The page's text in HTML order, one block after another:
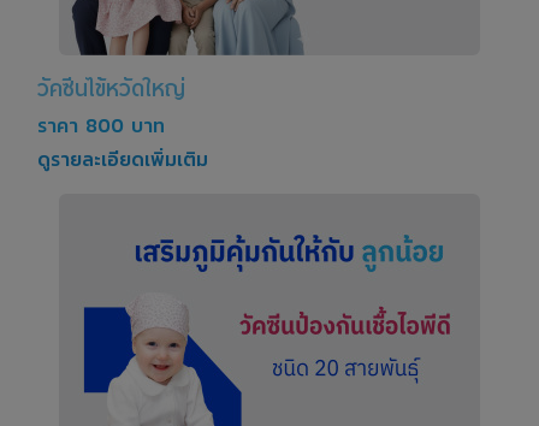
วัคซีนไข้หวัดใหญ่
ราคา 800 บาท
ดูรายละเอียดเพิ่มเติม